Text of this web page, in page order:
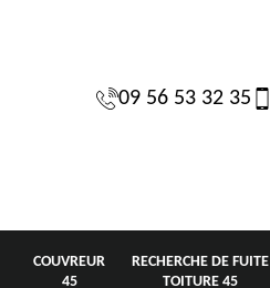
09 56 53 32 35
COUVREUR
45
RECHERCHE DE FUITE
TOITURE 45